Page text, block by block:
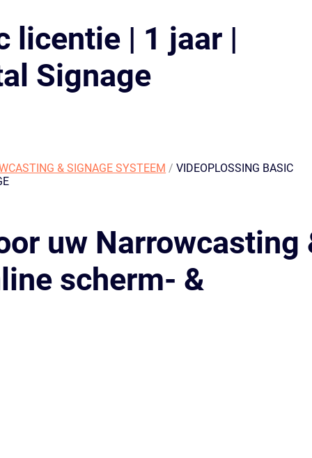
licentie | 1 jaar |
Signage
& SIGNAGE SYSTEEM /VIDEOPLOSSING BASIC
uw Narrowcasting
scherm- &